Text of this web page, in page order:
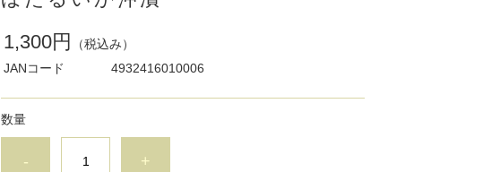
1,300円
（税込み）
JANコード
4932416010006
数量
- +